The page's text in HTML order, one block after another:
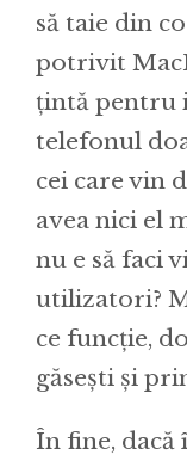
să taie din
potrivit
țintă pentru
telefonul
cei care vin
avea nici el
nu e să faci
utilizatori?
ce funcție,
găsești și
În fine, dacă